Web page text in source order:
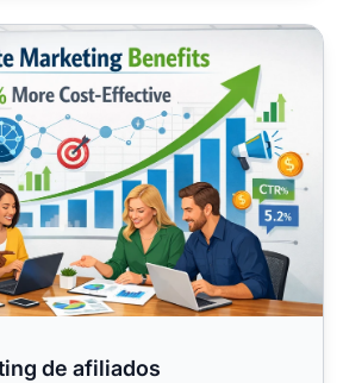
beneficioso para las
de afiliados